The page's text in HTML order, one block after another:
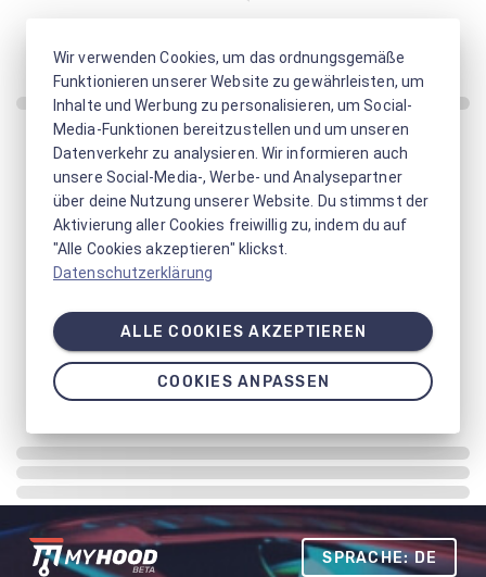
SPRACHE: DE
Wir verwenden Cookies, um das ordnungsgemäße
Funktionieren unserer Website zu gewährleisten, um
Inhalte und Werbung zu personalisieren, um Social-
Media-Funktionen bereitzustellen und um unseren
Datenverkehr zu analysieren. Wir informieren auch
unsere Social-Media-, Werbe- und Analysepartner
über deine Nutzung unserer Website. Du stimmst der
Aktivierung aller Cookies freiwillig zu, indem du auf
"Alle Cookies akzeptieren" klickst.
Datenschutzerklärung
ALLE COOKIES AKZEPTIEREN
COOKIES ANPASSEN